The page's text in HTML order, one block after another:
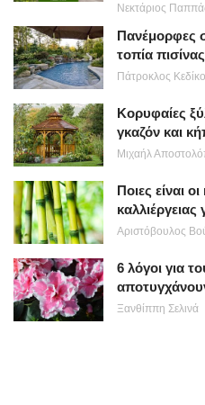
Νεκτάριος
Πανέμορφες
τοπία πισίνας
Πάτροκλος
Κορυφαίες
γκαζόν και
Μιχαήλ
Ποιες είναι
Αριστόβουλος
6 λόγοι για
Ξανθίππη Σελινά